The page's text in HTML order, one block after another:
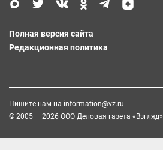
Полная версия сайта
Редакционная политика
Пишите нам на information@vz.ru
© 2005 — 2026 ООО Деловая газета «Взгляд»